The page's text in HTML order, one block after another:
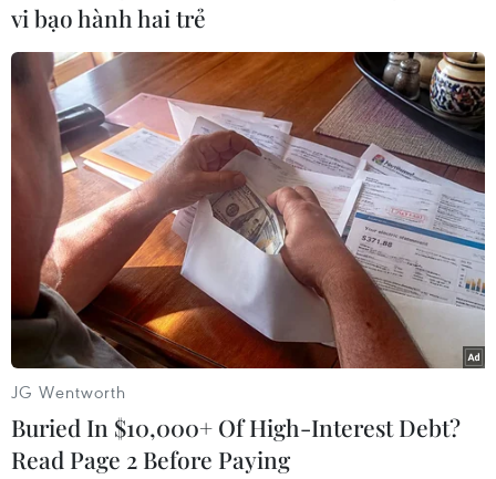
(Vietnam+)
#Iran
#Hội đồng An ninh Quốc gia Tối cao Iran
vi bạo hành hai trẻ
JG Wentworth
Buried In $10,000+ Of High-Interest Debt?
Read Page 2 Before Paying